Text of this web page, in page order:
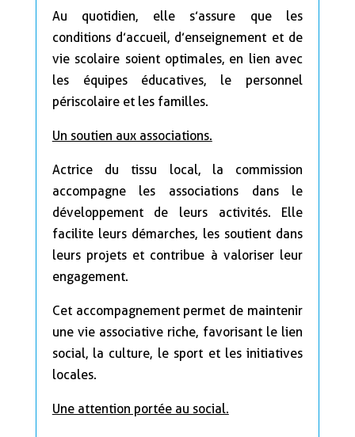
Au quotidien, elle s’assure que les
conditions d’accueil, d’enseignement et de
vie scolaire soient optimales, en lien avec
les équipes éducatives, le personnel
périscolaire et les familles.
Un soutien aux associations.
Actrice du tissu local, la commission
accompagne les associations dans le
développement de leurs activités. Elle
facilite leurs démarches, les soutient dans
leurs projets et contribue à valoriser leur
engagement.
Cet accompagnement permet de maintenir
une vie associative riche, favorisant le lien
social, la culture, le sport et les initiatives
locales.
Une attention portée au social.